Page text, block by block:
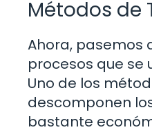
Métodos de
Ahora, pasemos
procesos que se
Uno de los
descomponen
bastante